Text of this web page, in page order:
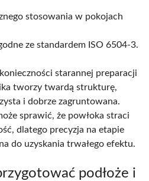
stosowania w pokojach
ze standardem ISO 6504-3.
starannej preparacji
tworzy twardą strukturę,
i dobrze zagruntowana.
sprawić, że powłoka straci
dlatego precyzja na etapie
do uzyskania trwałego efektu.
podłoże i